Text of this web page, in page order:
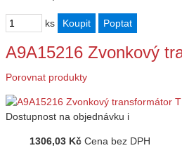
ks
A9A15216 Zvonkový
Porovnat produkty
Dostupnost na objednávku i
1306,03 Kč Cena bez DPH